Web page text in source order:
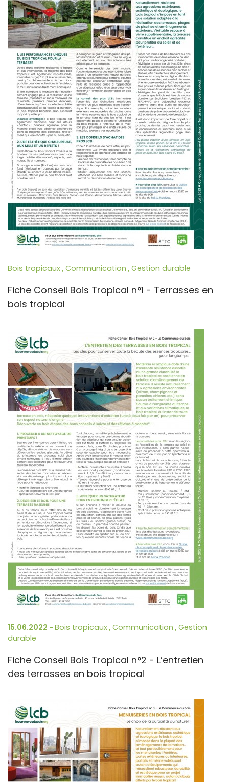
Bois tropicaux, Communication , Gestion durable
Fiche Conseil Bois Tropical n°1 - Terrasses en
bois tropical
15.06.2022 - Bois tropicaux, Communication , Gestion
durable
Fiche Conseil Bois Tropical n°2 - L’entretien
des terrasses en bois tropical